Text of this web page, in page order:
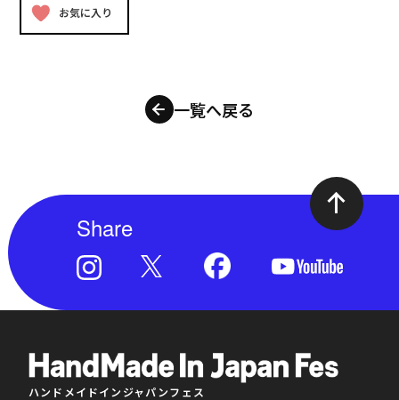
お気に入り
一覧へ戻る
Share
ハンドメイドインジャパンフェス